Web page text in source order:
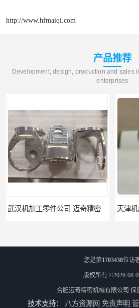
http://www.hfmaiqi.com
产品推荐
Development, design, production and sales
enterprises
您是第1703438位访
版权所有 ©2026-08-
合肥迈奇精密机械有限公司 保
技术支持： 八方资源网 免责声明